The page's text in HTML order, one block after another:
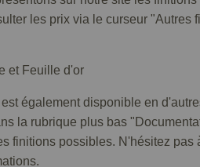
les prix via le curseur "Autres
et Feuille d'or
également disponible en
la rubrique plus bas
finitions possibles. N'hésitez pas